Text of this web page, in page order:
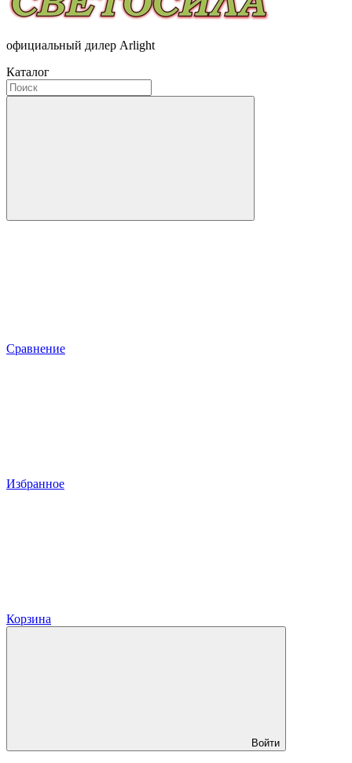
официальный дилер Arlight
Каталог
Сравнение
Избранное
Корзина
Войти